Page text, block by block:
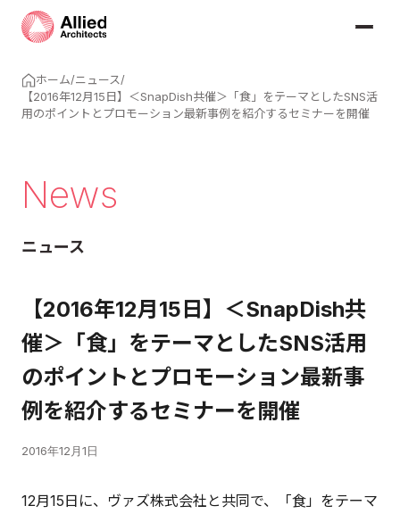
ホーム/ニュース/
【2016年12月15日】＜SnapDish共催＞「食」をテーマとしたSNS活
用のポイントとプロモーション最新事例を紹介するセミナーを開催
News
ニュース
【2016年12月15日】＜SnapDish共
催＞「食」をテーマとしたSNS活用
のポイントとプロモーション最新事
例を紹介するセミナーを開催
2016年12月1日
12月15日に、ヴァズ株式会社と共同で、「食」をテーマ